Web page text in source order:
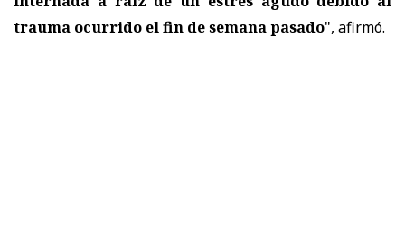
trauma ocurrido el fin de semana pasado", afirmó.